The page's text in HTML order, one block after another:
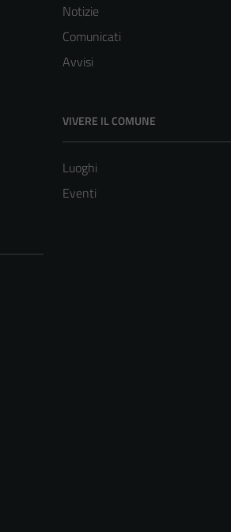
Notizie
Comunicati
Avvisi
VIVERE IL COMUNE
Luoghi
Eventi